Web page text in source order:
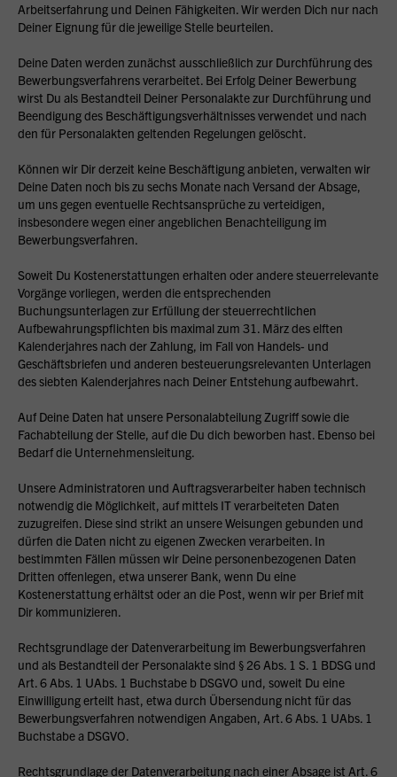
Arbeitserfahrung und Deinen Fähigkeiten. Wir werden Dich nur nach
Deiner Eignung für die jeweilige Stelle beurteilen.
Deine Daten werden zunächst ausschließlich zur Durchführung des
Bewerbungsverfahrens verarbeitet. Bei Erfolg Deiner Bewerbung
wirst Du als Bestandteil Deiner Personalakte zur Durchführung und
Beendigung des Beschäftigungsverhältnisses verwendet und nach
den für Personalakten geltenden Regelungen gelöscht.
Können wir Dir derzeit keine Beschäftigung anbieten, verwalten wir
Deine Daten noch bis zu sechs Monate nach Versand der Absage,
um uns gegen eventuelle Rechtsansprüche zu verteidigen,
insbesondere wegen einer angeblichen Benachteiligung im
Bewerbungsverfahren.
Soweit Du Kostenerstattungen erhalten oder andere steuerrelevante
Vorgänge vorliegen, werden die entsprechenden
Buchungsunterlagen zur Erfüllung der steuerrechtlichen
Aufbewahrungspflichten bis maximal zum 31. März des elften
Kalenderjahres nach der Zahlung, im Fall von Handels- und
Geschäftsbriefen und anderen besteuerungsrelevanten Unterlagen
des siebten Kalenderjahres nach Deiner Entstehung aufbewahrt.
Auf Deine Daten hat unsere Personalabteilung Zugriff sowie die
Fachabteilung der Stelle, auf die Du dich beworben hast. Ebenso bei
Bedarf die Unternehmensleitung.
Unsere Administratoren und Auftragsverarbeiter haben technisch
notwendig die Möglichkeit, auf mittels IT verarbeiteten Daten
zuzugreifen. Diese sind strikt an unsere Weisungen gebunden und
dürfen die Daten nicht zu eigenen Zwecken verarbeiten. In
bestimmten Fällen müssen wir Deine personenbezogenen Daten
Dritten offenlegen, etwa unserer Bank, wenn Du eine
Kostenerstattung erhältst oder an die Post, wenn wir per Brief mit
Dir kommunizieren.
Rechtsgrundlage der Datenverarbeitung im Bewerbungsverfahren
und als Bestandteil der Personalakte sind § 26 Abs. 1 S. 1 BDSG und
Art. 6 Abs. 1 UAbs. 1 Buchstabe b DSGVO und, soweit Du eine
Einwilligung erteilt hast, etwa durch Übersendung nicht für das
Bewerbungsverfahren notwendigen Angaben, Art. 6 Abs. 1 UAbs. 1
Buchstabe a DSGVO.
Rechtsgrundlage der Datenverarbeitung nach einer Absage ist Art. 6